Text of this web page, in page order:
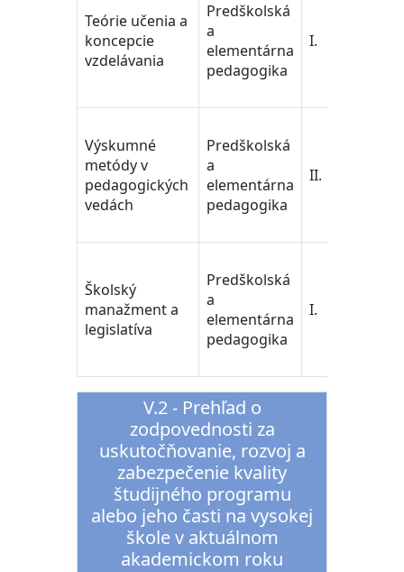
Teórie učenia a
koncepcie
vzdelávania
Predškolská
a
elementárna
pedagogika
I.
Výskumné
metódy v
pedagogických
vedách
Predškolská
a
elementárna
pedagogika
II.
Školský
manažment a
legislatíva
Predškolská
a
elementárna
pedagogika
I.
V.2 - Prehľad o
zodpovednosti za
uskutočňovanie, rozvoj a
zabezpečenie kvality
študijného programu
alebo jeho časti na vysokej
škole v aktuálnom
akademickom roku